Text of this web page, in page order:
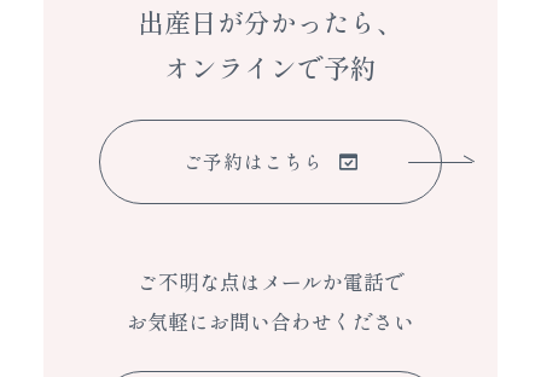
出産日が分かったら、
オンラインで予約
ご予約はこちら
ご不明な点はメールか電話で
お気軽にお問い合わせください